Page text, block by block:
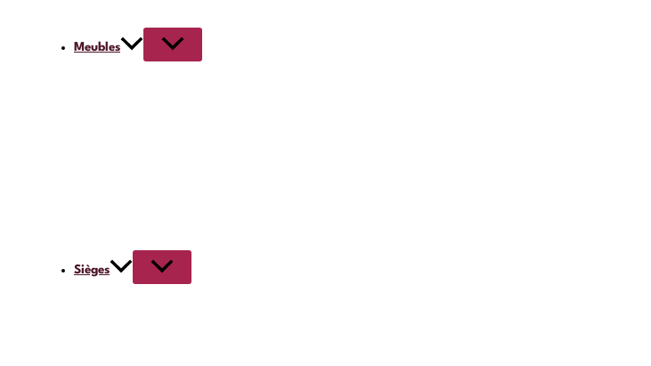
Meubles
Sièges